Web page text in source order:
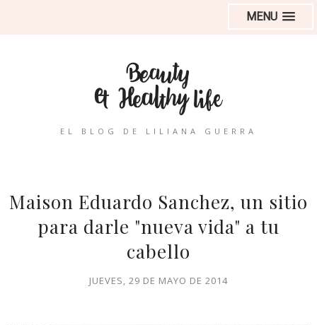
MENU
EL BLOG DE LILIANA GUERRA
Maison Eduardo Sanchez, un sitio
para darle "nueva vida" a tu
cabello
JUEVES, 29 DE MAYO DE 2014